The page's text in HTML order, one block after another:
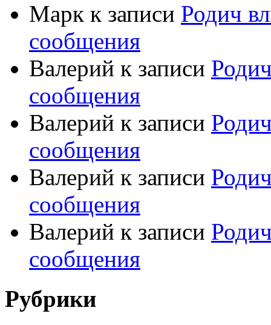
Марк к записи Родич
сообщения
Валерий к записи
сообщения
Валерий к записи
сообщения
Валерий к записи
сообщения
Валерий к записи
сообщения
Рубрики